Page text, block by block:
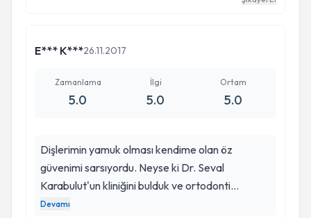
E*** K***26.11.2017
Zamanlama
5.0
İlgi
5.0
Ortam
5.0
Dişlerimin yamuk olması kendime olan öz
güvenimi sarsıyordu. Neyse ki Dr. Seval
Karabulut'un kliniğini bulduk ve ortodonti
tedavim başladı. İnanılır gibi değil dişlerim ksıa
Devamı